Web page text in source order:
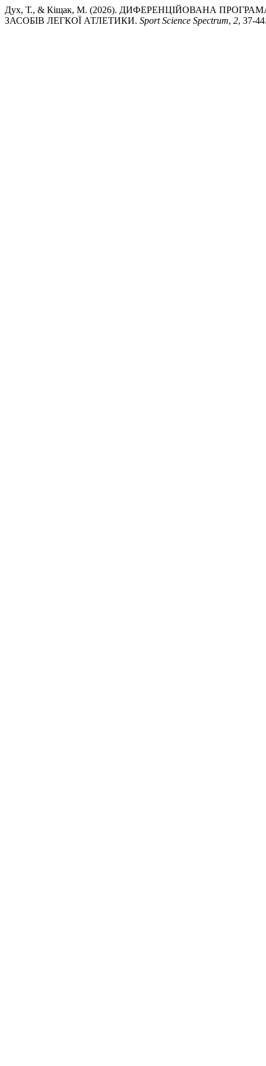
Дух, Т., & Кіщак, М. (2026). ДИФЕРЕНЦІЙОВАНА
ЗАСОБІВ ЛЕГКОЇ АТЛЕТИКИ. Sport Science Spectrum, 2, 37-